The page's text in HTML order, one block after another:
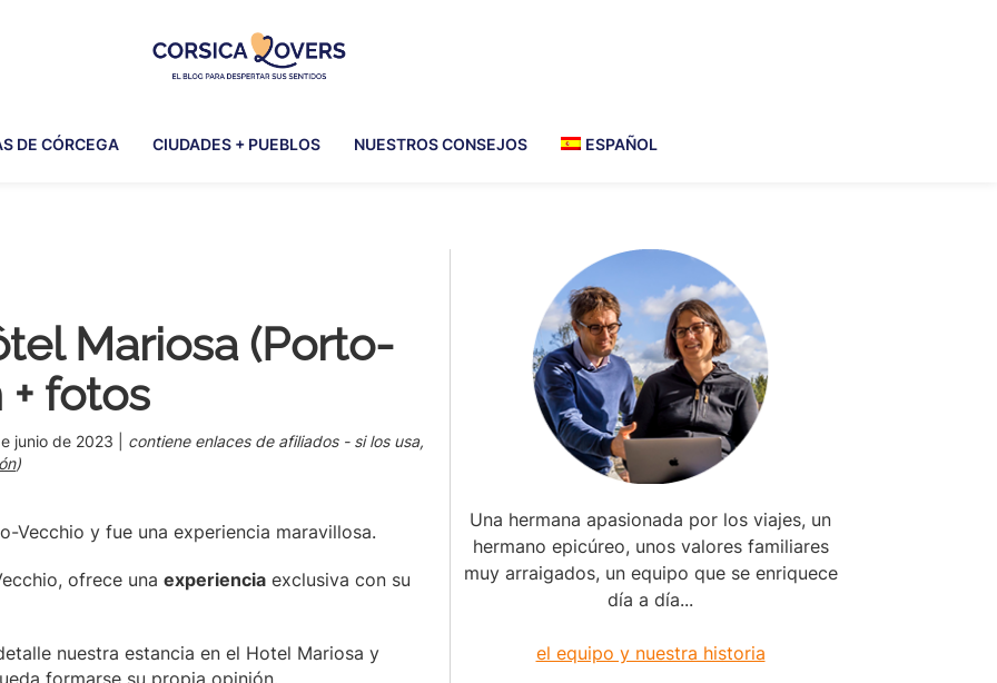
despertar
sus
de
Claire
y
Manu
DE CÓRCEGA CIUDADES + PUEBLOS NUESTROS CONSEJOS ESPAÑOL
Mariosa (Porto-
fotos
junio de 2023
contiene enlaces de afiliados - si los usa,
)
Vecchio y fue una experiencia maravillosa.
ofrece una experiencia exclusiva con su
nuestra estancia en el Hotel Mariosa y
formarse su propia opinión.
Primary
Sidebar
Una hermana apasionada por los viajes, un
hermano epicúreo, unos valores familiares
muy arraigados, un equipo que se enriquece
día a día...
el equipo y nuestra historia